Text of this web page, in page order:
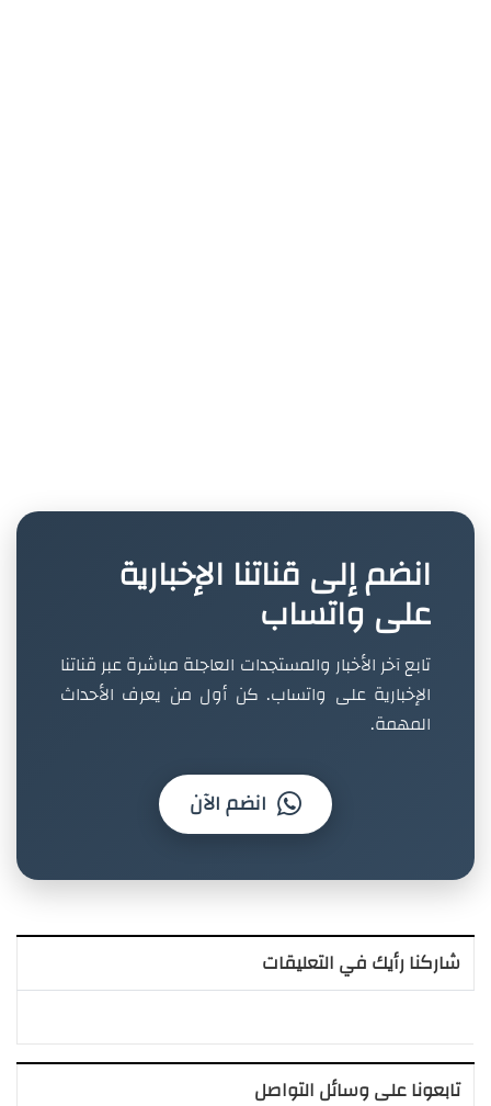
انضم إلى قناتنا الإخبارية
على واتساب
تابع آخر الأخبار والمستجدات العاجلة مباشرة عبر قناتنا
الإخبارية على واتساب. كن أول من يعرف الأحداث
المهمة.
انضم الآن
شاركنا رأيك في التعليقات
تابعونا على وسائل التواصل